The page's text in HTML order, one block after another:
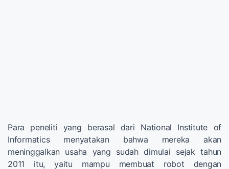
Para peneliti yang berasal dari National Institute of
Informatics menyatakan bahwa mereka akan
meninggalkan usaha yang sudah dimulai sejak tahun
2011 itu, yaitu mampu membuat robot dengan